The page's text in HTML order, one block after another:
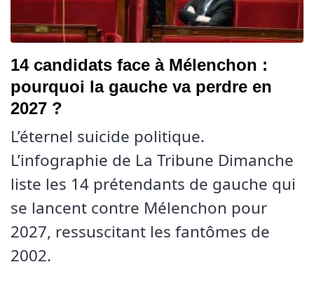
14 candidats face à Mélenchon :
pourquoi la gauche va perdre en
2027 ?
L’éternel suicide politique.
L’infographie de La Tribune Dimanche
liste les 14 prétendants de gauche qui
se lancent contre Mélenchon pour
2027, ressuscitant les fantômes de
2002.